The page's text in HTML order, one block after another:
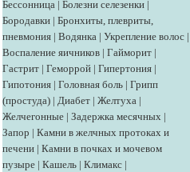
Бессонница | Болезни селезенки |
Бородавки | Бронхиты, плевриты,
пневмония | Водянка | Укрепление волос |
Воспаление яичников | Гайморит |
Гастрит | Геморрой | Гипертония |
Гипотония | Головная боль | Грипп
(простуда) | Диабет | Желтуха |
Желчегонные | Задержка месячных |
Запор | Камни в желчных протоках и
печени | Камни в почках и мочевом
пузыре | Кашель | Климакс |